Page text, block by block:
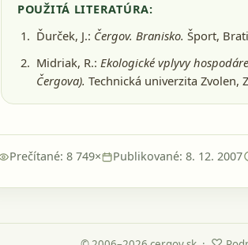
POUŽITÁ LITERATÚRA:
Ďurček, J.: Čergov. Branisko. Šport,
Midriak, R.: Ekologické vplyvy
Čergova). Technická univerzita Zvolen,
Prečítané: 8 749× Publikované: 8. 12. 2007